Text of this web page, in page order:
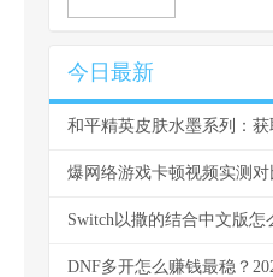
今日最新
和平精英皮肤水墨系列：
爆网络游戏卡顿视频实测对
Switch以撒的结合中文版
DNF多开怎么赚钱最稳？